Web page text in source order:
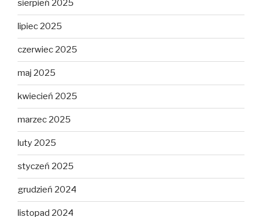
sierpień 2025
lipiec 2025
czerwiec 2025
maj 2025
kwiecień 2025
marzec 2025
luty 2025
styczeń 2025
grudzień 2024
listopad 2024